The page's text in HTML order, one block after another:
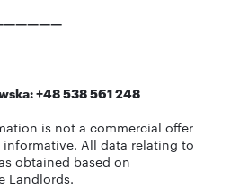
+48 538 561 248
is not a commercial offer
All data relating to
obtained based on
Landlords.